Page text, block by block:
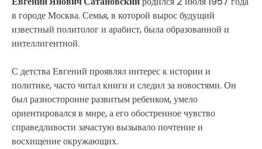
в городе Москва. Семья, в которой вырос будущий
известный политолог и арабист, была образованной и
интеллигентной.
С детства Евгений проявлял интерес к истории и
политике, часто читал книги и следил за новостями. Он
был разносторонне развитым ребенком, умело
ориентировался в мире, а его обостренное чувство
справедливости зачастую вызывало почтение и
восхищение окружающих.